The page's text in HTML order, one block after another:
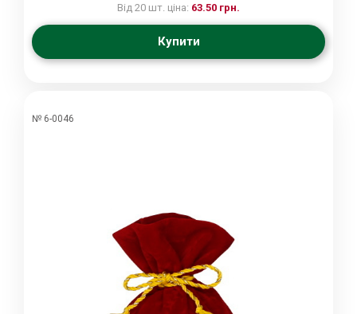
Від 20 шт. ціна: 63.50 грн.
Купити
№ 6-0046